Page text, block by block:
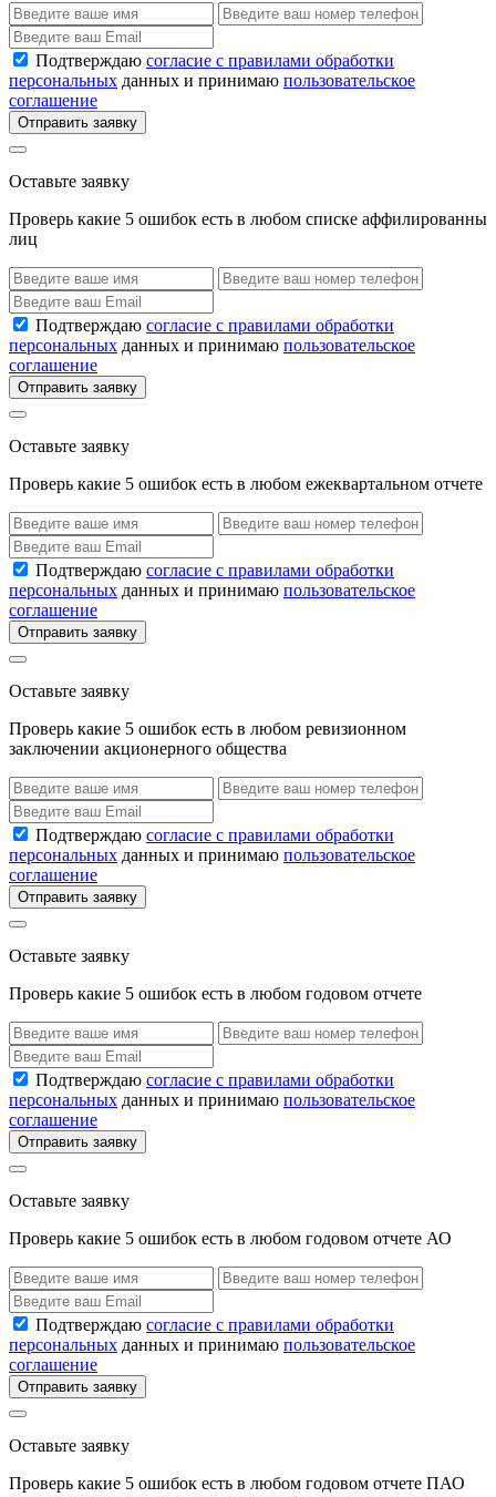
Подтверждаю согласие с правилами обработки
персональных данных и принимаю пользовательское
соглашение
Отправить заявку
Оставьте заявку
Проверь какие 5 ошибок есть в любом списке аффилированны
лиц
Подтверждаю согласие с правилами обработки
персональных данных и принимаю пользовательское
соглашение
Отправить заявку
Оставьте заявку
Проверь какие 5 ошибок есть в любом ежеквартальном отчете
Подтверждаю согласие с правилами обработки
персональных данных и принимаю пользовательское
соглашение
Отправить заявку
Оставьте заявку
Проверь какие 5 ошибок есть в любом ревизионном
заключении акционерного общества
Подтверждаю согласие с правилами обработки
персональных данных и принимаю пользовательское
соглашение
Отправить заявку
Оставьте заявку
Проверь какие 5 ошибок есть в любом годовом отчете
Подтверждаю согласие с правилами обработки
персональных данных и принимаю пользовательское
соглашение
Отправить заявку
Оставьте заявку
Проверь какие 5 ошибок есть в любом годовом отчете АО
Подтверждаю согласие с правилами обработки
персональных данных и принимаю пользовательское
соглашение
Отправить заявку
Оставьте заявку
Проверь какие 5 ошибок есть в любом годовом отчете ПАО